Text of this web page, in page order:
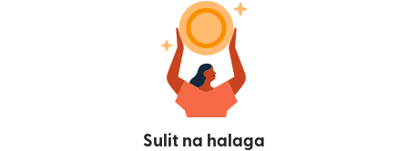
Sulit na halaga